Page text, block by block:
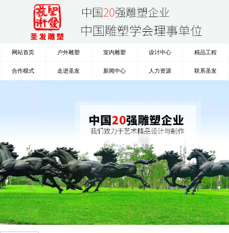
网站首页 户外雕塑 室内雕塑 设计中心 精品工程
合作模式 走进圣发 新闻中心 人力资源 联系圣发